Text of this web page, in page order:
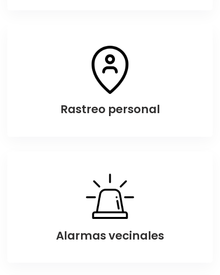
Rastreo personal
Alarmas vecinales